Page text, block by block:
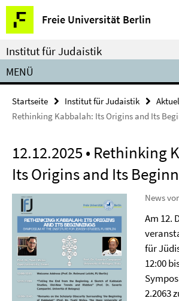
Springe
direkt
zu
Inhalt
Freie Universität Berlin
Service-
Navigation
Institut für Judaistik
MENÜ
Startseite Institut für Judaistik
Rethinking Kabbalah: Its Origins and Its
12.12.2025 • Rethinking
Its Origins and Its
News
Am 12.
für
12:00
2.2063